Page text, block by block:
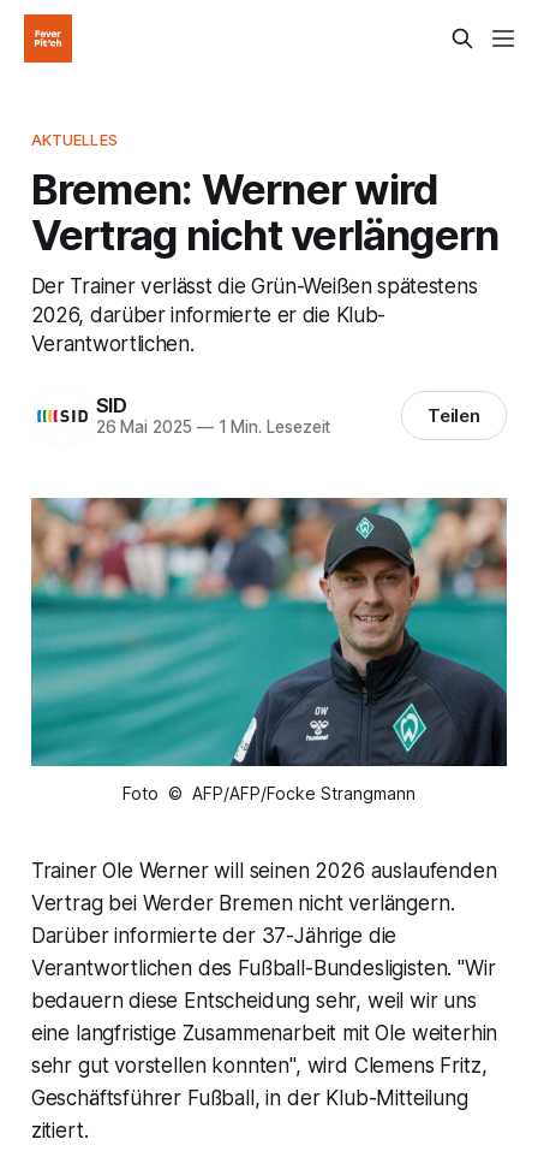
AKTUELLES
Bremen: Werner wird
Vertrag nicht verlängern
Der Trainer verlässt die Grün-Weißen spätestens
2026, darüber informierte er die Klub-
Verantwortlichen.
SID
26 Mai 2025 —1 Min. Lesezeit Teilen
Foto © AFP/AFP/Focke Strangmann
Trainer Ole Werner will seinen 2026 auslaufenden
Vertrag bei Werder Bremen nicht verlängern.
Darüber informierte der 37-Jährige die
Verantwortlichen des Fußball-Bundesligisten. "Wir
bedauern diese Entscheidung sehr, weil wir uns
eine langfristige Zusammenarbeit mit Ole weiterhin
sehr gut vorstellen konnten", wird Clemens Fritz,
Geschäftsführer Fußball, in der Klub-Mitteilung
zitiert.